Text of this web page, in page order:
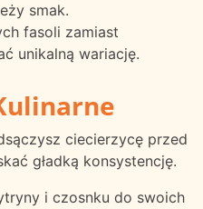
smak.
fasoli zamiast
unikalną wariację.
ciecierzycę przed
gładką konsystencję.
i czosnku do swoich